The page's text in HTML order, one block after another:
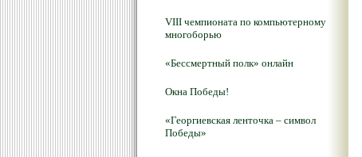
VIII чемпионата по компьютерному
многоборью
«Бессмертный полк» онлайн
Окна Победы!
«Георгиевская ленточка – символ
Победы»